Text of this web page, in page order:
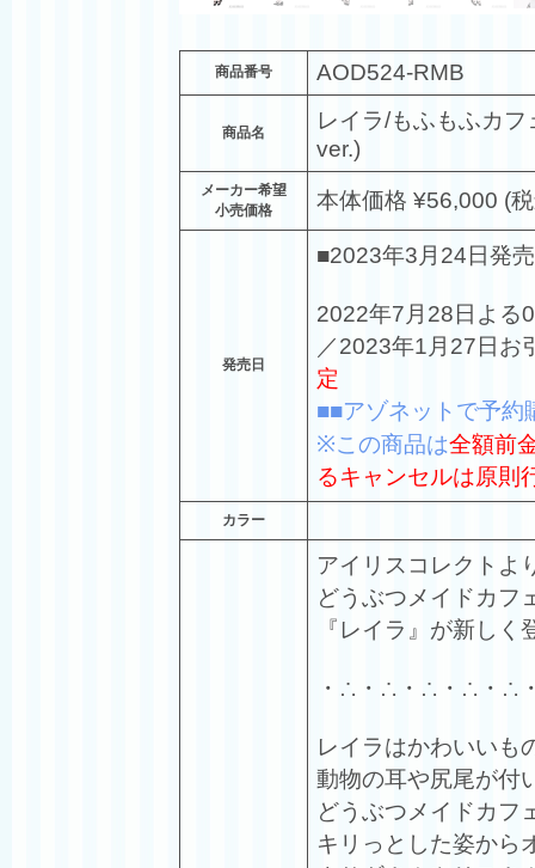
商品番号 AOD524-RMB
商品名
レイラ/もふもふカ
ver.)
メーカー希望
小売価格
本体価格 ¥56,000 (
発売日
■2023年3月24日発
2022年7月28日よる
／2023年1月27日お
定
■■アゾネットで予約
※この商品は全額前
るキャンセルは原則
カラー
アイリスコレクトよ
どうぶつメイドカフ
『レイラ』が新しく
・∴・∴・∴・∴・∴
レイラはかわいいも
動物の耳や尻尾が付
どうぶつメイドカフ
キリっとした姿から